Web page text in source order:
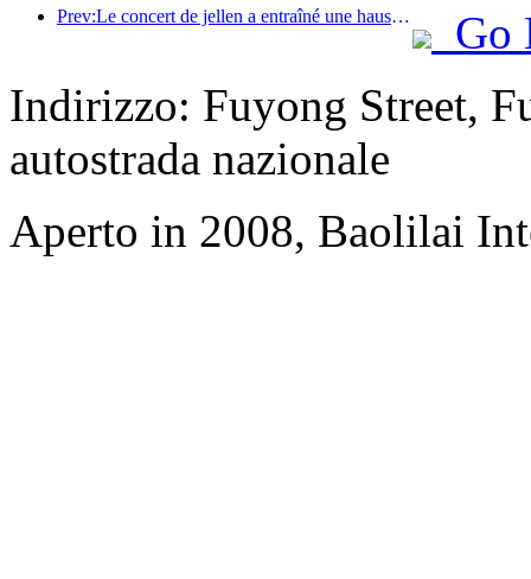
Prev:Le concert de jellen a entraîné une hausse de plus de 100% des commandes de restaurants et d'hôtels
Go
Indirizzo: Fuyong Street,
autostrada nazionale
Aperto in 2008, Baolilai